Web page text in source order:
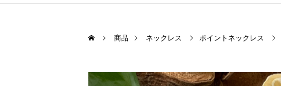
商品 ネックレス ポイントネックレス